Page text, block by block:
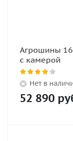
Агрошины
с камерой
Нет в
52 890